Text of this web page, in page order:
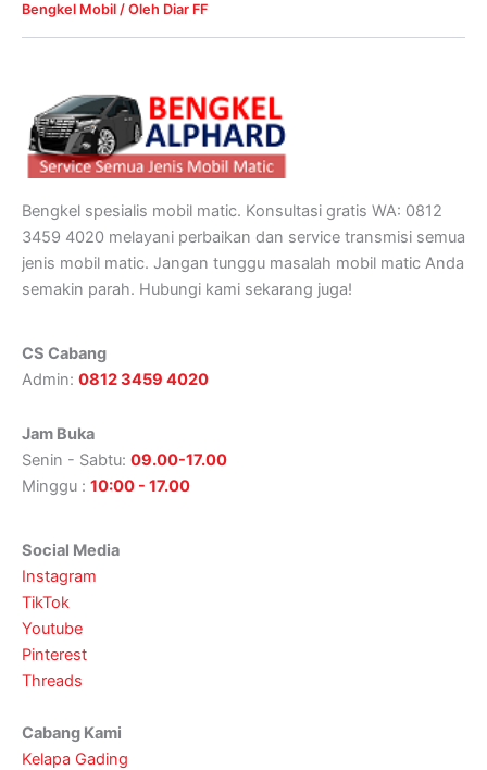
Bengkel Mobil / Oleh Diar FF
Bengkel spesialis mobil matic. Konsultasi gratis WA: 0812
3459 4020 melayani perbaikan dan service transmisi semua
jenis mobil matic. Jangan tunggu masalah mobil matic Anda
semakin parah. Hubungi kami sekarang juga!
CS Cabang
Admin: 0812 3459 4020
Jam Buka
Senin - Sabtu: 09.00-17.00
Minggu : 10:00 - 17.00
Social Media
Instagram
TikTok
Youtube
Pinterest
Threads
Cabang Kami
Kelapa Gading